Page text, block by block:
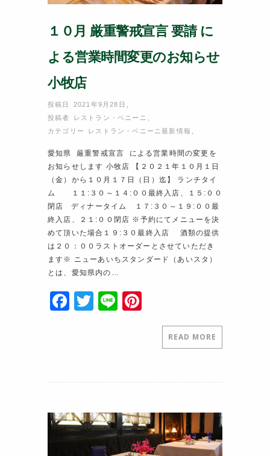
１０月 厳重警戒宣言 要請 に
よる営業時間変更のお知らせ
小牧店
投稿日 2021年9月28日
投稿者 レストラン・ベニーニ
カテゴリー レストラン・ベニーニ最新情報
愛知県 厳重警戒宣言 による営業時間の変更を
お知らせします 小牧店 【２０２１年１０月１日
（金）から１０月１７日（日）迄】 ランチタイ
ム １１:３０～１４:００最終入店、１５:００
閉店 ディナータイム １７:３０～１９:００最
終入店、２１:００閉店 ※予約にてメニューを決
めて頂いた場合１９:３０最終入店 酒類の提供
は２０：００ラストオーダーとさせていただき
ます※ ニューあいちスタンダード（あいスタ）
とは、愛知県内の…
F
b
o
k
T
Li
st
READ MORE